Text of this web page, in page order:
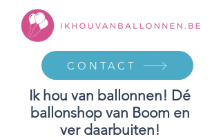
Ik hou van ballonnen! Dé
ballonshop van Boom en
ver daarbuiten!
CONTACT